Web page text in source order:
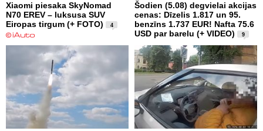
Xiaomi piesaka SkyNomad
N70 EREV – luksusa SUV
Eiropas tirgum (+ FOTO)
4
Šodien (5.08) degvielai akcijas
cenas: Dīzelis 1.817 un 95.
benzīns 1.737 EUR! Nafta 75.6
USD par barelu (+ VIDEO)
9